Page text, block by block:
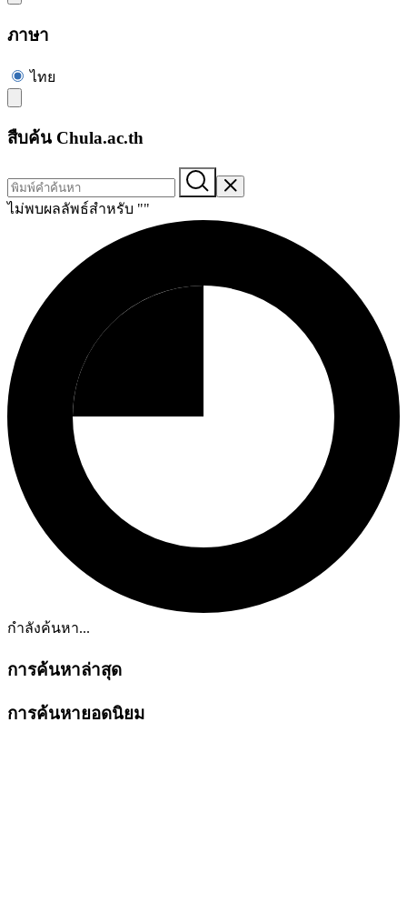
ภาษา
ไทย
สืบค้น Chula.ac.th
ไม่พบผลลัพธ์สำหรับ ""
กำลังค้นหา...
การค้นหาล่าสุด
การค้นหายอดนิยม